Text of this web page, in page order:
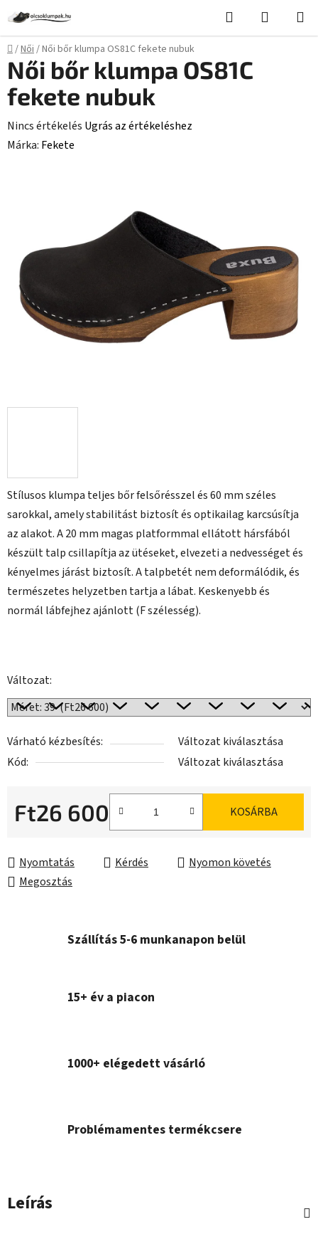
fő
tartalomhoz
Keresés KOSÁR
Kezdőlap
/Női/Női bőr klumpa OS81C fekete nubuk
Stílusos klumpa teljes bőr felsőrésszel és 60 mm széles
sarokkal, amely stabilitást biztosít és optikailag karcsúsítja
az alakot. A 20 mm magas platformmal ellátott hársfából
készült talp csillapítja az ütéseket, elvezeti a nedvességet és
kényelmes járást biztosít. A talpbetét nem deformálódik, és
természetes helyzetben tartja a lábat. Keskenyebb és
normál lábfejhez ajánlott (F szélesség).
Változat:
Várható kézbesítés:
Változat kiválasztása
Kód:
Változat kiválasztása
Ft26 600 KOSÁRBA
Nyomtatás Kérdés
Nyomon követés
Megosztás
Női bőr klumpa OS81C
fekete nubuk
A
termék
csillag.
Nincs értékelés Ugrás az értékeléshez
Márka: Fekete
Szállítás 5-6 munkanapon belül
15+ év a piacon
1000+ elégedett vásárló
Problémamentes termékcsere
Leírás